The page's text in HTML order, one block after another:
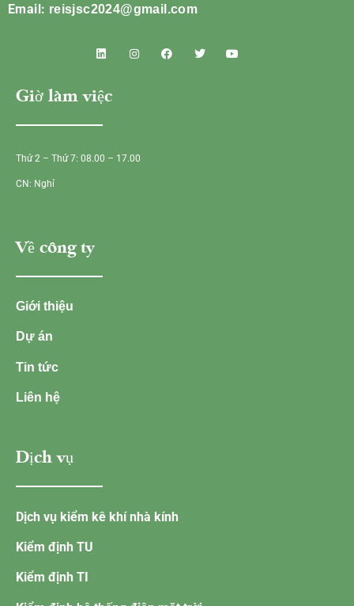
Email: reisjsc2024@gmail.com
Giờ làm việc
Thứ 2 – Thứ 7: 08.00 – 17.00
CN: Nghỉ
Về công ty
Giới thiệu
Dự án
Tin tức
Liên hệ
Dịch vụ
Dịch vụ kiểm kê khí nhà kính
Kiểm định TU
Kiểm định TI